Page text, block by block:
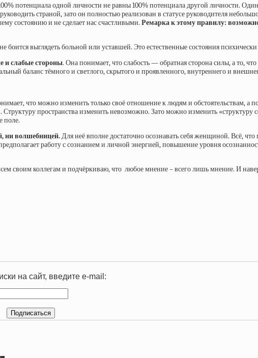
потенциала одной личности не равны 100% потенциала другой личности. Один
страной, зато он полностью реализован в статусе руководителя
состоянию и не сделает нас счастливыми. Ремарка к этому правилу:
боится выглядеть больной или уставшей. Это естественные состояния психически
и слабые стороны. Она понимает, что слабость — обратная сторона силы, а то,
баланс тёмного и светлого, скрытого и проявленного, внутреннего и
что можно изменить только своё отношение к людям и обстоятельствам, а
пространства изменить невозможно. Зато можно изменить «структуру
поле.
ни волшебницей.Для неё вполне достаточно осознавать себя женщиной. Всё,
работу с сознанием и личной энергией, повышение уровня
своим коллегам и подчёркиваю, что любое мнение – всего лишь мнение. И
на сайт, введите e-mail: